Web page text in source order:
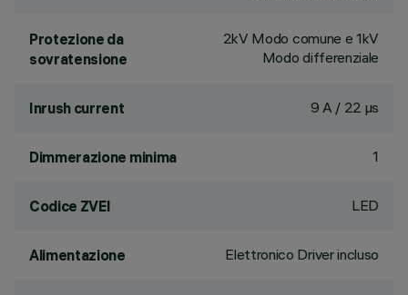
Protezione da
sovratensione
2kV Modo comune e 1kV
Modo differenziale
Inrush current 9 A / 22 µs
Dimmerazione minima 1
Codice ZVEI LED
Alimentazione Elettronico Driver incluso